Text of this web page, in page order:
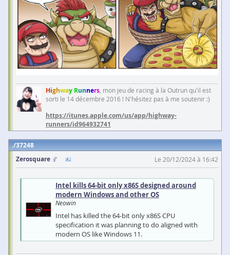
Highway Runners , mon jeu de racing à la Outrun qu'il est
sorti le 14 décembre 2016 ! N'hésitez pas à me soutenir :)
https://itunes.apple.com/us/app/highway-
runners/id964932741
37248
Zerosquare
Le 20/12/2024 à 16:42
Intel kills 64-bit only x86S designed around
modern Windows and other OS
Neowin
Intel has killed the 64-bit only x86S CPU
specification it was planning to do aligned with
modern OS like Windows 11.